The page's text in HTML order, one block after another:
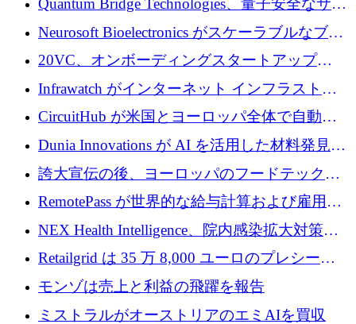
ルを調達
Quantum Bridge Technologies、量子安全なサイ
バーセキュリティ インフラストラクチャの拡
張にシリーズ A で 800 万ドルを投入
Neurosoft Bioelectronics がスケーラブルなブレ
イン コンピューター インターフェイスのため
に 750 万ドルを調達
20VC、オンボーディングスタートアップ
Prelude へのシリーズ A 投資で 2,000 万ドルを
Infrawatch がインターネット インフラストラ
クチャ インテリジェンス向けに 300 万ドルの
CircuitHub が米国とヨーロッパ全体で自動電
子機器製造を拡大するために 2,800 万ドルを
Dunia Innovations が AI を活用した材料発見を
産業化するために 2 億 8,000 万ユーロのベル
リン GigaLab を発表
誇大宣伝の後、ヨーロッパのフードテックセ
クターはファンダメンタルズを中心に再構築
RemotePass が世界的な給与計算および雇用プ
ラットフォームを拡大するために 1,740 万ド
NEX Health Intelligence、院内感染拡大対策に
100万ユーロを確保
Retailgrid は 35 万 8,000 ユーロのプレシード
ラウンドで小売業のスプレッドシートをター
ゲットにしています
モンゾは売上と利益の飛躍を報告
ミストラルがオーストリアのエミAIを買収